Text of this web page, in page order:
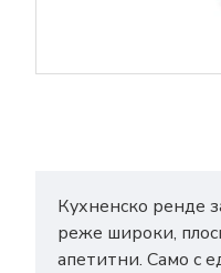
Кухненско ренде
реже широки,
апетитни. Само с